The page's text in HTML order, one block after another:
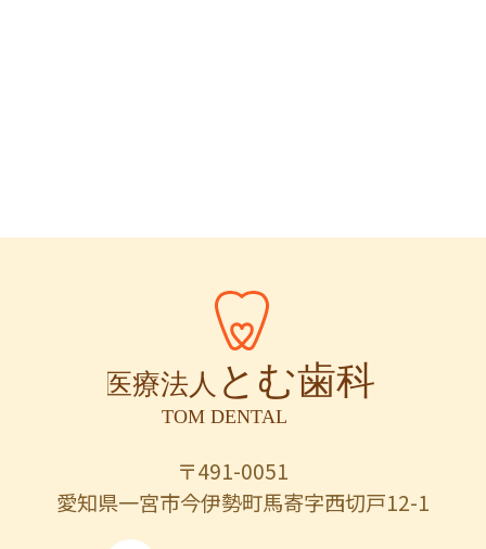
〒491-0051
愛知県一宮市今伊勢町馬寄字西切戸12-1